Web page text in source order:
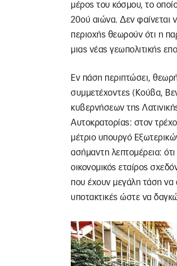
μέρος του κόσμου, το
20ού αιώνα. Δεν φαίνεται
περιοχής θεωρούν ότι η
μιας νέας γεωπολιτικής
Εν πάση περιπτώσει,
συμμετέχοντες (Κούβα,
κυβερνήσεων της
Αυτοκρατορίας: στον
μέτριο υπουργό
ασήμαντη λεπτομέρεια: ότι
οικονομικός εταίρος
που έχουν μεγάλη τάση να
υποτακτικές ώστε να